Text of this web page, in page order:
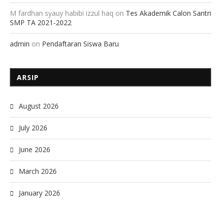
M fardhan syauy habibi izzul haq on Tes Akademik Calon Santri
SMP TA 2021-2022
admin on Pendaftaran Siswa Baru
ARSIP
August 2026
July 2026
June 2026
March 2026
January 2026